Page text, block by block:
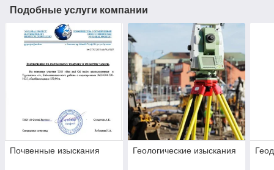
Подобные услуги компании
Почвенные изыскания Геологические изыскания